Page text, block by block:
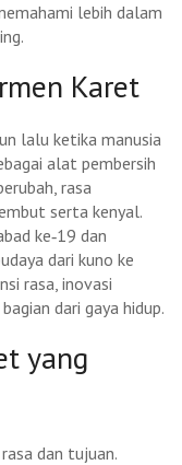
lebih dalam
Karet
lalu ketika manusia
alat pembersih
rasa
serta kenyal.
ke‑19 dan
dari kuno ke
rasa, inovasi
dari gaya hidup.
yang
dan tujuan.